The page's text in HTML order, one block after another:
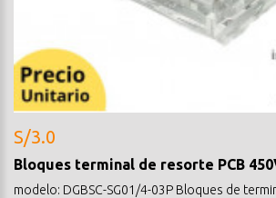
S/3.0
Bloques terminal de resorte PCB
modelo: DGBSC-SG01/4-03P Bloques de